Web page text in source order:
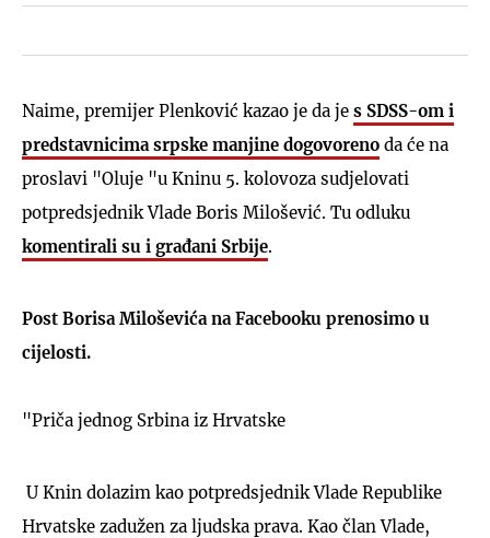
Naime, premijer Plenković kazao je da je s SDSS-om i
predstavnicima srpske manjine dogovoreno da će na
proslavi "Oluje "u Kninu 5. kolovoza sudjelovati
potpredsjednik Vlade Boris Milošević. Tu odluku
komentirali su i građani Srbije.
Post Borisa Miloševića na Facebooku prenosimo u
cijelosti.
"Priča jednog Srbina iz Hrvatske
U Knin dolazim kao potpredsjednik Vlade Republike
Hrvatske zadužen za ljudska prava. Kao član Vlade,